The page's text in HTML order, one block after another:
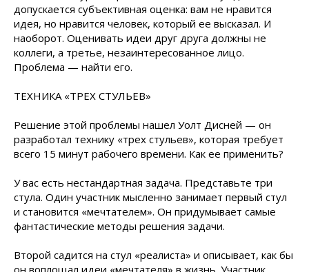
допускается субъективная оценка: вам не нравится
идея, но нравится человек, который ее высказал. И
наоборот. Оценивать идеи друг друга должны не
коллеги, а третье, незаинтересованное лицо.
Проблема — найти его.
ТЕХНИКА «ТРЕХ СТУЛЬЕВ»
Решение этой проблемы нашел Уолт Дисней — он
разработал технику «трех стульев», которая требует
всего 15 минут рабочего времени. Как ее применить?
У вас есть нестандартная задача. Представьте три
стула. Один участник мысленно занимает первый стул
и становится «мечтателем». Он придумывает самые
фантастические методы решения задачи.
Второй садится на стул «реалиста» и описывает, как бы
он воплощал идеи «мечтателя» в жизнь. Участник